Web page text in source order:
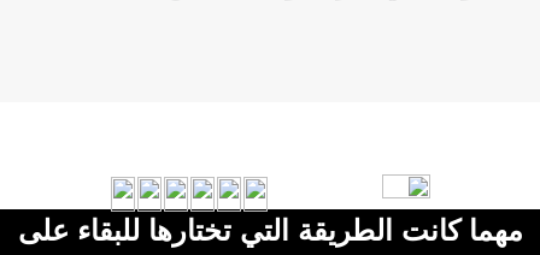
مهما كانت الطريقة التي تختارها للبقاء على